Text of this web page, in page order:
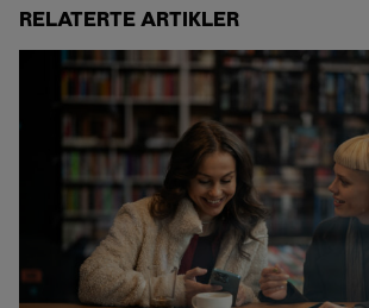
RELATERTE ARTIKLER